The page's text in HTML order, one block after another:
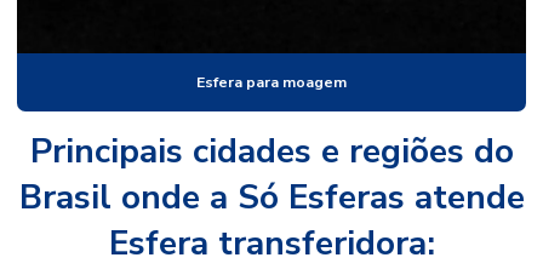
Microesferas de vidro refletivas
Esfera para moagem
Principais cidades e regiões do
Brasil onde a Só Esferas atende
Esfera transferidora: